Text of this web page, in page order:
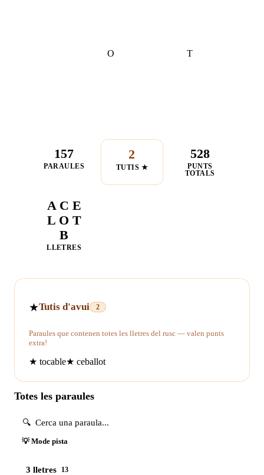
O T
157
PARAULES
2
TUTIS ★
528
PUNTS
TOTALS
A C E
L O T
B
LLETRES
★Tutis d'avui 2
Paraules que contenen totes les lletres del rusc — valen punts
extra!
★ tocable★ ceballot
Totes les paraules
💡 Mode pista
3 lletres 13